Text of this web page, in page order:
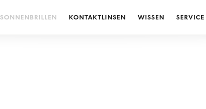
SONNENBRILLEN KONTAKTLINSEN WISSEN SERVICE